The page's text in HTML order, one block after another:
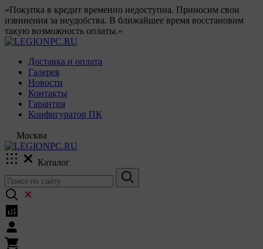
«Покупка в кредит временно недоступна. Приносим свои
извинения за неудобства. В ближайшее время восстановим
такую возможность оплаты.»
Доставка и оплата
Галерея
Новости
Контакты
Гарантия
Конфигуратор ПК
Москва
Каталог